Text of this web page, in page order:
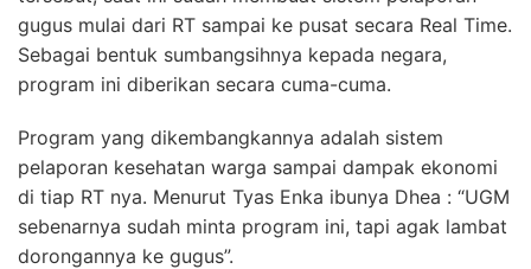
gugus mulai dari RT sampai ke pusat secara Real Time.
Sebagai bentuk sumbangsihnya kepada negara,
program ini diberikan secara cuma-cuma.
Program yang dikembangkannya adalah sistem
pelaporan kesehatan warga sampai dampak ekonomi
di tiap RT nya. Menurut Tyas Enka ibunya Dhea : “UGM
sebenarnya sudah minta program ini, tapi agak lambat
dorongannya ke gugus”.